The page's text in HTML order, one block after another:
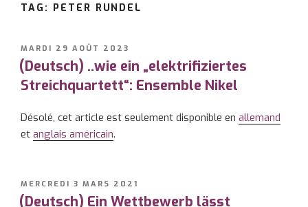
TAG: PETER RUNDEL
PUBLIÉ
LE
MARDI 29 AOÛT 2023
(Deutsch) ..wie ein „elektrifiziertes
Streichquartett“: Ensemble Nikel
Désolé, cet article est seulement disponible en allemand
et anglais américain.
PUBLIÉ
LE
MERCREDI 3 MARS 2021
(Deutsch) Ein Wettbewerb lässt